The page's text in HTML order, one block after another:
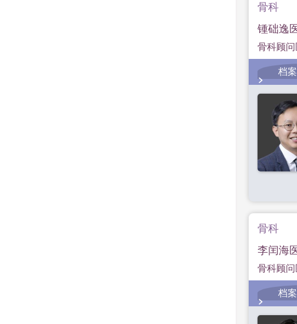
骨科
锺础逸
骨科顾问
档
骨科
李闰海
骨科顾问
档